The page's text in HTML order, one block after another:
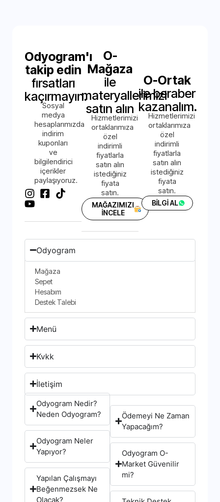
Odyogram'ı
takip edin
fırsatları
kaçırmayın.
Sosyal
medya
hesaplarımızda
indirim
kuponları
ve
bilgilendirici
içerikler
paylaşıyoruz.
O-
Mağaza
ile
materyallerimizi
satın alın
Hizmetlerimizi
ortaklarımıza
özel
indirimli
fiyatlarla
satın alın
istediğiniz
fiyata
satın.
MAĞAZIMIZI
İNCELE
O-Ortak
ile beraber
kazanalım.
Hizmetlerimizi
ortaklarımıza
özel
indirimli
fiyatlarla
satın alın
istediğiniz
fiyata
satın.
BİLGİ AL
Odyogram
Mağaza
Sepet
Hesabım
Destek Talebi
Menü
Kvkk
İletişim
Odyogram Nedir?
Neden Odyogram?
Odyogram Neler
Yapıyor?
Yapılan Çalışmayı
Beğenmezsek Ne
Olacak?
Ödemeyi Ne Zaman
Yapacağım?
Odyogram O-
Market Güvenilir
mi?